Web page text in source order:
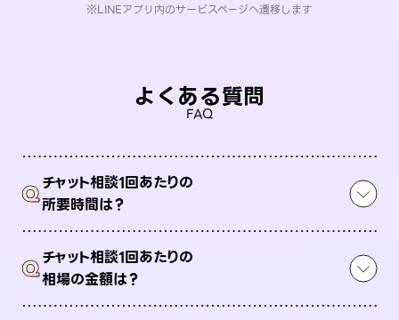
※LINEアプリ内のサービスページへ遷移します
よくある質問
FAQ
Qチャット相談1回あたりの
所要時間は？
Qチャット相談1回あたりの
相場の金額は？